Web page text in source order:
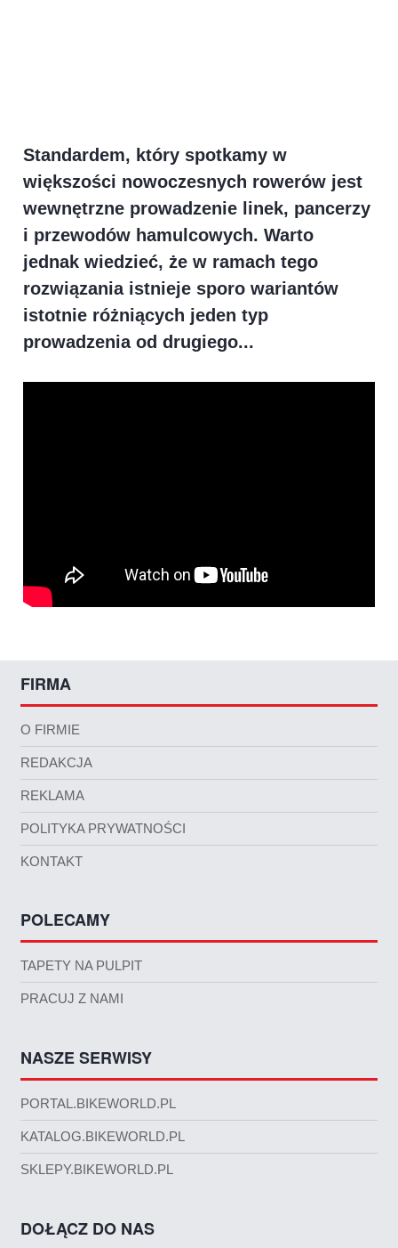
Standardem, który spotkamy w
większości nowoczesnych rowerów jest
wewnętrzne prowadzenie linek, pancerzy
i przewodów hamulcowych. Warto
jednak wiedzieć, że w ramach tego
rozwiązania istnieje sporo wariantów
istotnie różniących jeden typ
prowadzenia od drugiego...
FIRMA
O FIRMIE
REDAKCJA
REKLAMA
POLITYKA PRYWATNOŚCI
KONTAKT
POLECAMY
TAPETY NA PULPIT
PRACUJ Z NAMI
NASZE SERWISY
PORTAL.BIKEWORLD.PL
KATALOG.BIKEWORLD.PL
SKLEPY.BIKEWORLD.PL
DOŁĄCZ DO NAS